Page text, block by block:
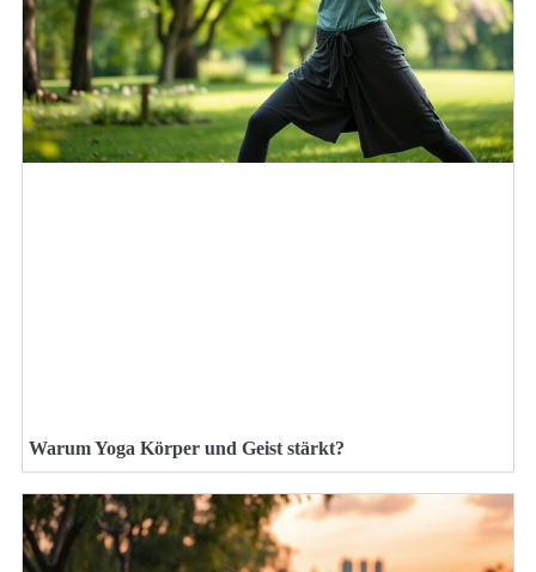
Warum Yoga Körper und Geist stärkt?